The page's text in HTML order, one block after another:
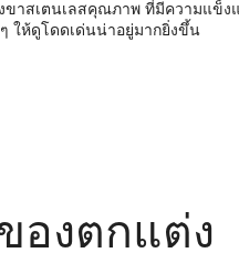
าสเตนเลสคุณภาพ ที่มีความแข็
ให้ดูโดดเด่นน่าอยู่มากยิ่งขึ้น
องตกแต่ง